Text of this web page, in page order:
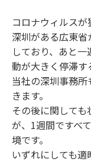
コロナウィルスが
深圳がある広東
しており、あと
動が大きく停滞す
当社の深圳事務
きます。
その後に関して
が、1週間ですべ
境です。
いずれにしても適